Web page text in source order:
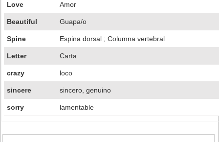
Love Amor
Beautiful Guapa/o
Spine Espina dorsal ; Columna vertebral
Letter Carta
crazy loco
sincere sincero, genuino
sorry lamentable